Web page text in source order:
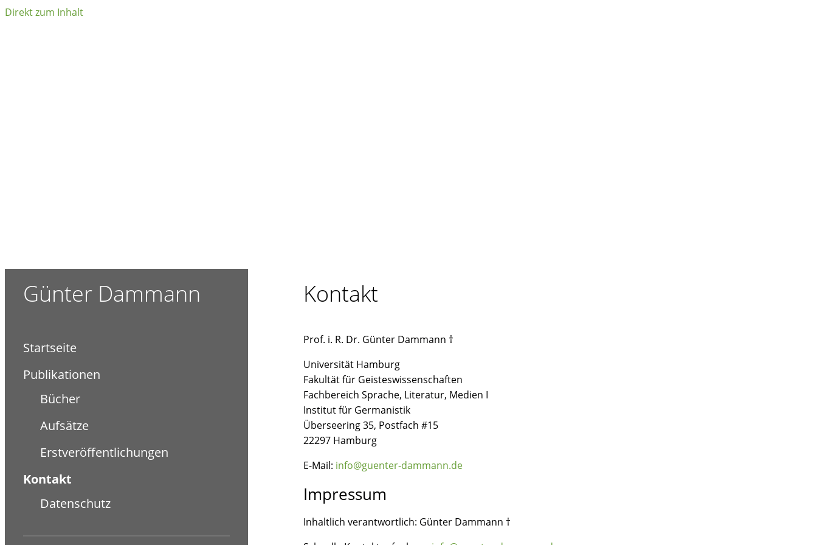
Direkt zum Inhalt
Kontakt
Prof. i. R. Dr. Günter Dammann †
Universität Hamburg
Fakultät für Geisteswissenschaften
Fachbereich Sprache, Literatur, Medien I
Institut für Germanistik
Überseering 35, Postfach #15
22297 Hamburg
E-Mail: info@guenter-dammann.de
Impressum
Inhaltlich verantwortlich: Günter Dammann †
Günter Dammann
Startseite
Publikationen
Bücher
Aufsätze
Erstveröffentlichungen
Kontakt
Datenschutz